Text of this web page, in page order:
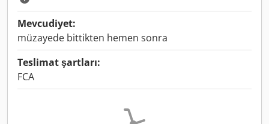
Mevcudiyet:
müzayede bittikten hemen sonra
Teslimat şartları:
FCA